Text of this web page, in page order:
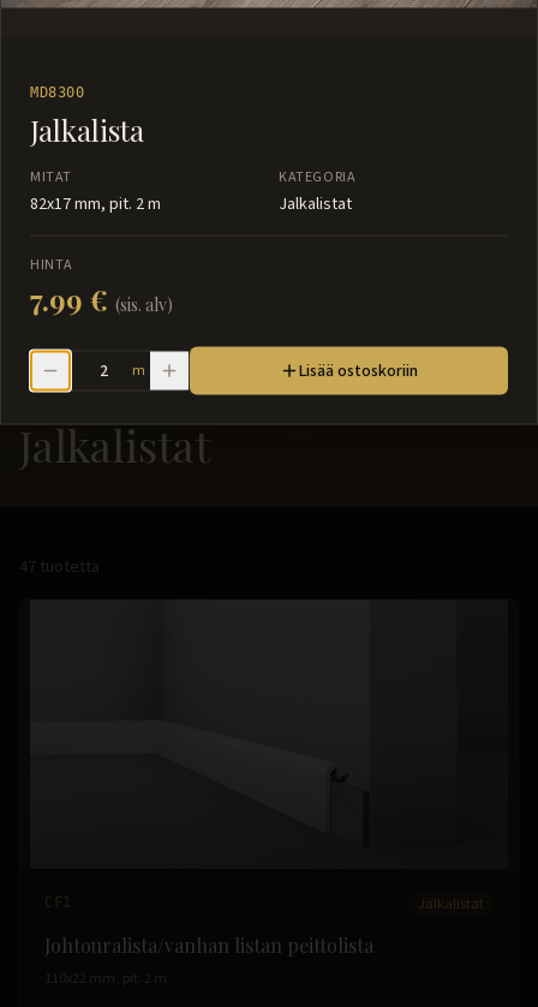
Jalkalistat
47 tuotetta
CF1 Jalkalistat
Johtouralista/vanhan listan peittolista
110x22 mm, pit. 2 m
MD8300
Jalkalista
MITAT
82x17 mm, pit. 2 m
KATEGORIA
Jalkalistat
HINTA
7.99 € (sis. alv)
m Lisää ostoskoriin